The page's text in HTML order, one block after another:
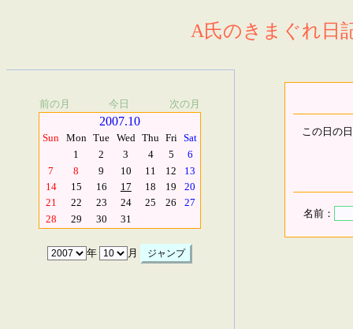
A氏のきまぐれ日
前の月 今日 次の月
2007.10
Sun Mon Tue Wed Thu Fri Sat
1
2 3 4 5
6
7
8 9 10 11 12
13
14
15 16 17 18 19
20
21
22 23 24 25 26
27
28
29 30 31
年 月
この日の
名前：